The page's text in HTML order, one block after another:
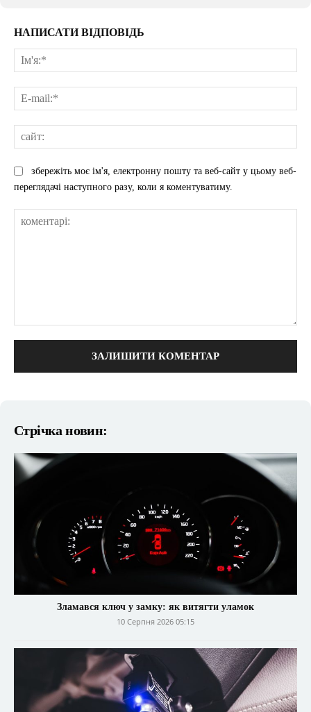
НАПИСАТИ ВІДПОВІДЬ
збережіть моє ім'я, електронну пошту та веб-сайт у цьому веб-
переглядачі наступного разу, коли я коментуватиму.
Стрічка новин:
Зламався ключ у замку: як витягти уламок
10 Серпня 2026 05:15